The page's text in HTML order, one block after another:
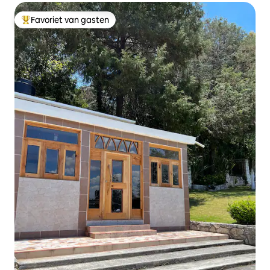
Topfavoriet van gasten
Favoriet van gasten